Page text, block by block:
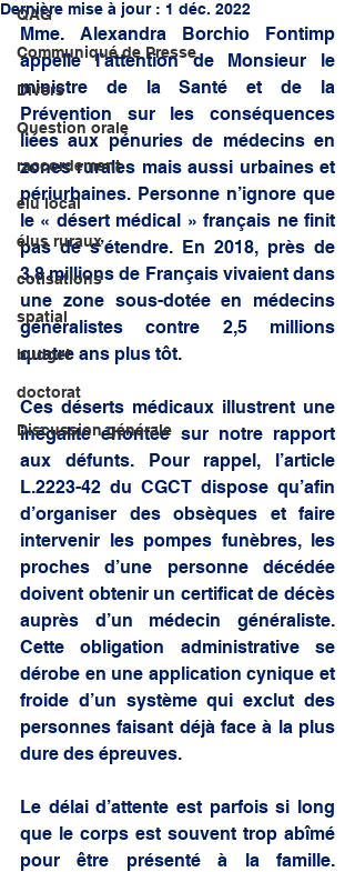
QAG
Communiqué de Presse
Divers
Question orale
raccordement
élu local
élus ruraux
cotisations
spatial
budget
doctorat
Discussion générale
Dernière mise à jour : 1 déc. 2022
Mme. Alexandra Borchio Fontimp
appelle l’attention de Monsieur le
ministre de la Santé et de la
Prévention sur les conséquences
liées aux pénuries de médecins en
zones rurales mais aussi urbaines et
périurbaines. Personne n’ignore que
le « désert médical » français ne finit
pas de s’étendre. En 2018, près de
3,8 millions de Français vivaient dans
une zone sous-dotée en médecins
généralistes contre 2,5 millions
quatre ans plus tôt.
Ces déserts médicaux illustrent une
inégalité éhontée sur notre rapport
aux défunts. Pour rappel, l’article
L.2223-42 du CGCT dispose qu’afin
d’organiser des obsèques et faire
intervenir les pompes funèbres, les
proches d’une personne décédée
doivent obtenir un certificat de décès
auprès d’un médecin généraliste.
Cette obligation administrative se
dérobe en une application cynique et
froide d’un système qui exclut des
personnes faisant déjà face à la plus
dure des épreuves.
Le délai d’attente est parfois si long
que le corps est souvent trop abîmé
pour être présenté à la famille.